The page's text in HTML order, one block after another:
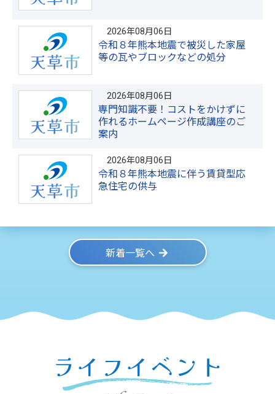
2026年08月06日
令和８年熊本地震で被災した家屋
等の瓦やブロックなどの処分
2026年08月06日
専門知識不要！コストをかけずに
作れるホームページ作成講座のご
案内
2026年08月06日
令和８年熊本地震に伴う賃貸型応
急住宅の供与
新着一覧へ